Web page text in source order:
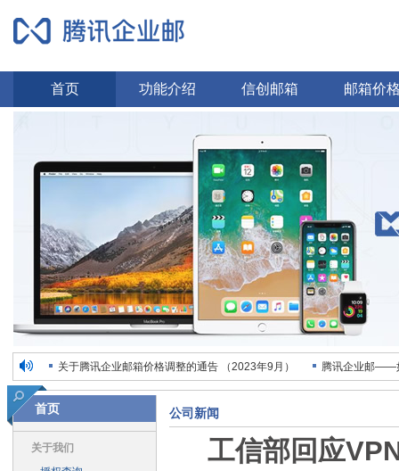
首页 功能介绍 信创邮箱 邮箱价
关于腾讯企业邮箱价格调整的通告 （2023年9月） 腾讯企业邮——
时空畅想招聘电话销售，业务精英 感谢众多客户的信任与支持
一个网站等于有了三个，电脑、手机、平板完美显示
打通微信布局移动化 腾讯企业邮箱玩法翻新 与时俱进 企业邮箱焕
首页
关于我们
公司新闻
工信部回应